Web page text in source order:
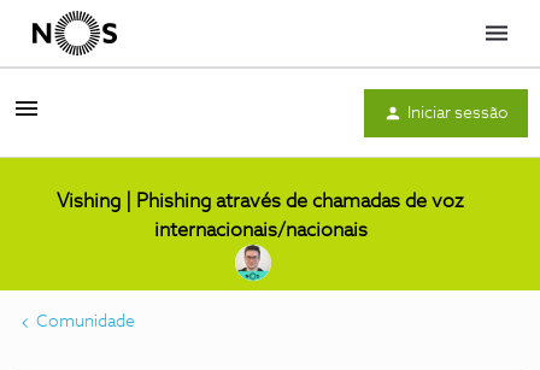
Menu
Iniciar sessão
Vishing | Phishing através de chamadas de voz
internacionais/nacionais
Comunidade